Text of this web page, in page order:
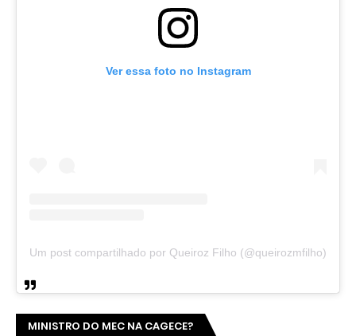
Ver essa foto no Instagram
Um post compartilhado por Queiroz Filho (@queirozmfilho)
MINISTRO DO MEC NA CAGECE?